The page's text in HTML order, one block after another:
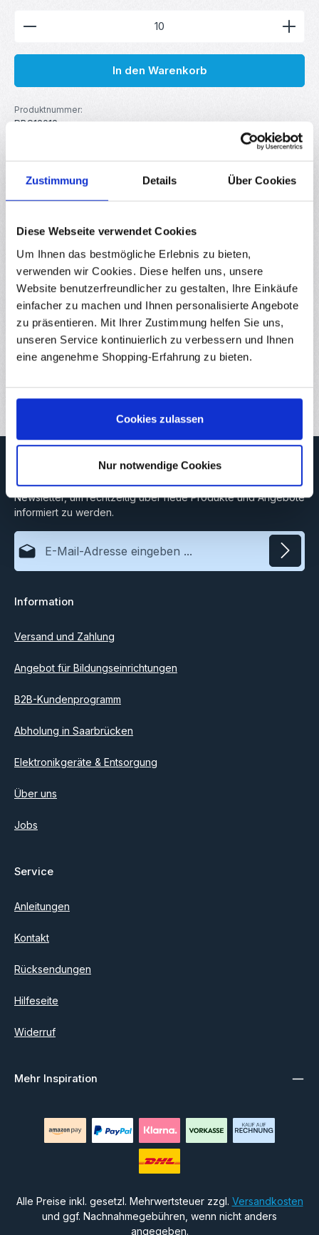
Zustimmung Details Über Cookies
Diese Webseite verwendet Cookies
Um Ihnen das bestmögliche Erlebnis zu bieten,
verwenden wir Cookies. Diese helfen uns, unsere
Website benutzerfreundlicher zu gestalten, Ihre Einkäufe
einfacher zu machen und Ihnen personalisierte Angebote
zu präsentieren. Mit Ihrer Zustimmung helfen Sie uns,
unseren Service kontinuierlich zu verbessern und Ihnen
eine angenehme Shopping-Erfahrung zu bieten.
Cookies zulassen
Nur notwendige Cookies
Produkt Anzahl: Gib den gewünschten Wert ein
In den Warenkorb
Produktnummer:
RBS13912
Hersteller:
your droid
Beschreibung
Der Metallschicht-Widerstand mit 91 kΩ, 1 % Toleranz und
1/4 W Leistung eignet sich optimal für präzise
Eigenschaften
Hersteller
Downloads
Bewertungen
Abonnieren Sie jetzt unseren regelmäßig erscheinenden
Newsletter, um rechtzeitig über neue Produkte und Angebote
informiert zu werden.
E-Mail-Adresse*
Ich habe dieDatenschutzbestimmungen
einverstanden.
Information
Versand und Zahlung
Angebot für Bildungseinrichtungen
B2B-Kundenprogramm
Abholung in Saarbrücken
Elektronikgeräte & Entsorgung
Über uns
Jobs
Service
Anleitungen
Kontakt
Rücksendungen
Hilfeseite
Widerruf
Mehr Inspiration
Alle Preise inkl. gesetzl. Mehrwertsteuer zzgl. Versandkosten
und ggf. Nachnahmegebühren, wenn nicht anders
angegeben.